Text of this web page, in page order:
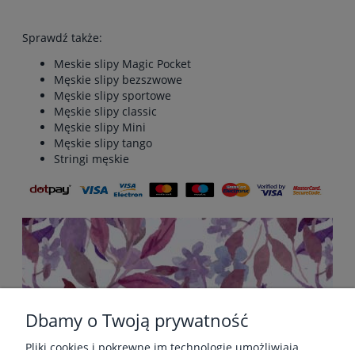
Sprawdź także:
Meskie slipy Magic Pocket
Męskie slipy bezszwowe
Męskie slipy sportowe
Męskie slipy classic
Męskie slipy Mini
Męskie slipy tango
Stringi męskie
Dbamy o Twoją prywatność